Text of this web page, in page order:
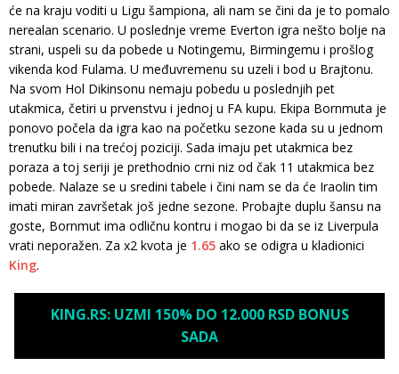
će na kraju voditi u Ligu šampiona, ali nam se čini da je to pomalo
nerealan scenario. U poslednje vreme Everton igra nešto bolje na
strani, uspeli su da pobede u Notingemu, Birmingemu i prošlog
vikenda kod Fulama. U međuvremenu su uzeli i bod u Brajtonu.
Na svom Hol Dikinsonu nemaju pobedu u poslednjih pet
utakmica, četiri u prvenstvu i jednoj u FA kupu. Ekipa Bornmuta je
ponovo počela da igra kao na početku sezone kada su u jednom
trenutku bili i na trećoj poziciji. Sada imaju pet utakmica bez
poraza a toj seriji je prethodnio crni niz od čak 11 utakmica bez
pobede. Nalaze se u sredini tabele i čini nam se da će Iraolin tim
imati miran završetak još jedne sezone. Probajte duplu šansu na
goste, Bornmut ima odličnu kontru i mogao bi da se iz Liverpula
vrati neporažen. Za x2 kvota je 1.65 ako se odigra u kladionici
King.
KING.RS: UZMI 150% DO 12.000 RSD BONUS
SADA